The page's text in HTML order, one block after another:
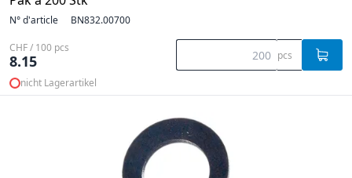
N° d'article BN832.00700
CHF / 100 pcs
8.15 pcs
nicht Lagerartikel